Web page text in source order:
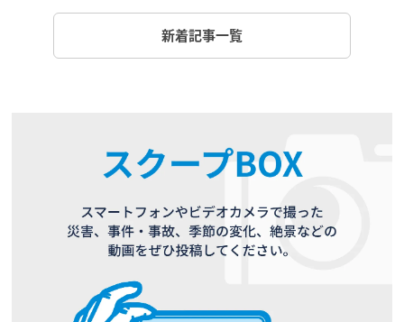
新着記事一覧